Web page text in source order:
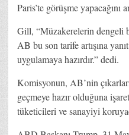
Paris’te görüşme yapacağını
Gill, “Müzakerelerin dengeli
AB bu son tarife artışına
uygulamaya hazırdır.” dedi.
Komisyonun, AB’nin
geçmeye hazır olduğuna
tüketicileri ve sanayiyi